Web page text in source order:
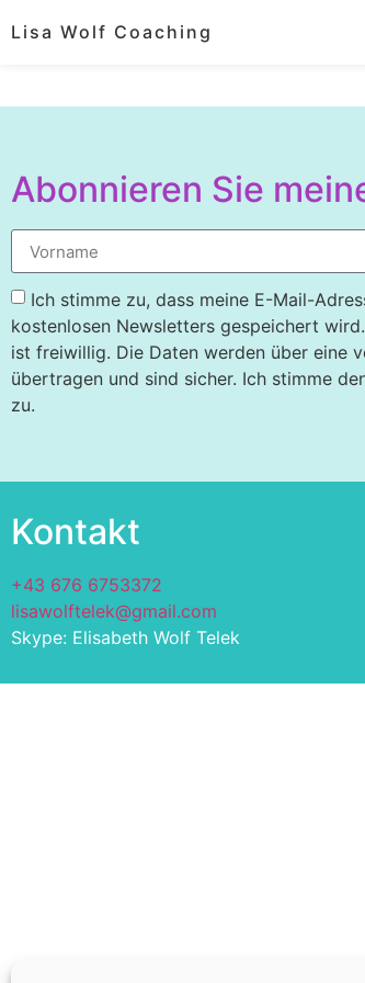
Lisa Wolf Coaching
Abonnieren Sie
Ich stimme zu, dass meine E-Mail-
kostenlosen Newsletters gespeichert
ist freiwillig. Die Daten werden über eine
übertragen und sind sicher. Ich stimme
zu.
Kontakt
+43 676 6753372
lisawolftelek@gmail.com
Skype: Elisabeth Wolf Telek